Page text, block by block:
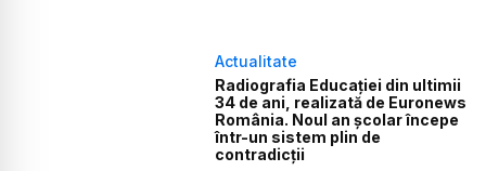
Actualitate
Radiografia Educației din ultimii
34 de ani, realizată de Euronews
România. Noul an școlar începe
într-un sistem plin de
contradicții